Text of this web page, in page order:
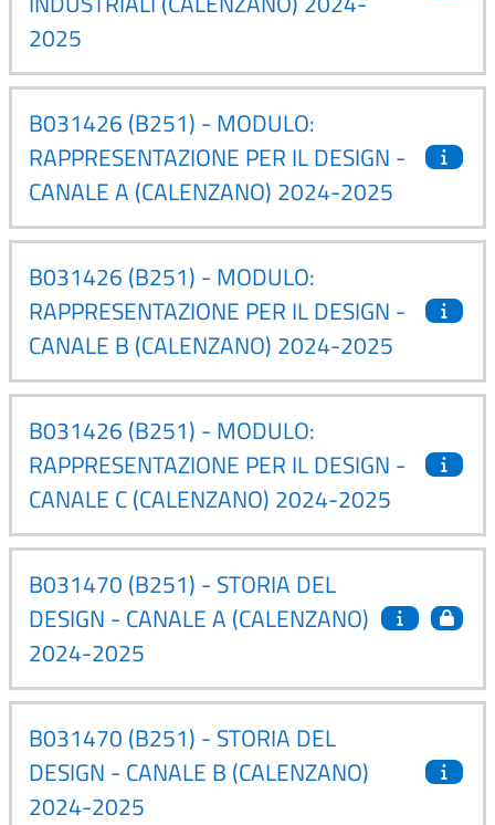
2025
B031426 (B251) - MODULO:
RAPPRESENTAZIONE PER IL DESIGN -
CANALE A (CALENZANO) 2024-2025
B031426 (B251) - MODULO:
RAPPRESENTAZIONE PER IL DESIGN -
CANALE B (CALENZANO) 2024-2025
B031426 (B251) - MODULO:
RAPPRESENTAZIONE PER IL DESIGN -
CANALE C (CALENZANO) 2024-2025
B031470 (B251) - STORIA DEL
DESIGN - CANALE A (CALENZANO)
2024-2025
B031470 (B251) - STORIA DEL
DESIGN - CANALE B (CALENZANO)
2024-2025